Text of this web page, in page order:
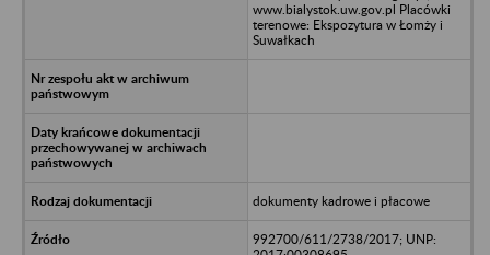
www.bialystok.uw.gov.pl Placówki
terenowe: Ekspozytura w Łomży i
Suwałkach
dokumenty kadrowe i płacowe
992700/611/2738/2017; UNP: